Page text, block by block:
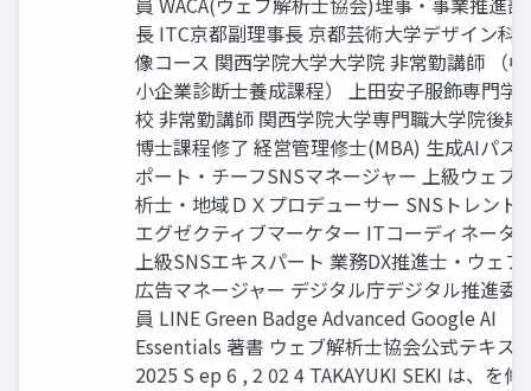
長 ITC京都副理事長 京都芸術大学デザイン科
像コース 関西学院大学大学院 非常勤講師 （中
小企業診断士養成課程） 上田安子服飾専門学
校 非常勤講師 関西学院大学専門職大学院後期
博士課程修了 経営管理修士(MBA) 生成AIパス
ポート・チーフSNSマネージャー 上級ウェブ
析士・地域ＤＸプロデューサー SNSトレンド
エグゼクティブマーケター ITコーディネータ
上級SNSエキスパート 業務DX推進士・ウェブ
広告マネージャー デジタル庁デジタル推進委
員 LINE Green Badge Advanced Google AI
Essentials 著書 ウェブ解析士協会公式テキス
2025 S ep 6 , 2 02 4 TAKAYUKI SEKI は、を修